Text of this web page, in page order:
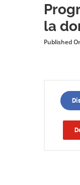
la
Published